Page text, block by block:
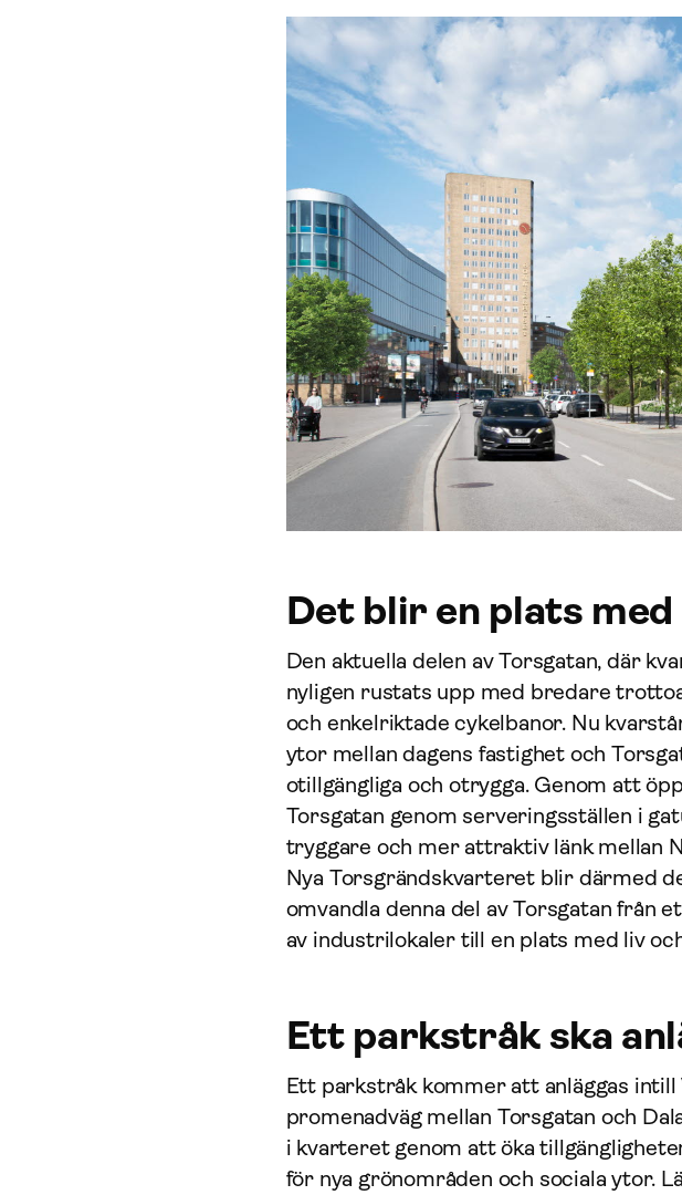
Det blir en plats
Den aktuella delen av Torsgatan, där
nyligen rustats upp med bredare
och enkelriktade cykelbanor. Nu
ytor mellan dagens fastighet och
otillgängliga och otrygga. Genom att
Torsgatan genom serveringsställen i
tryggare och mer attraktiv länk mellan
Nya Torsgrändskvarteret blir därmed
omvandla denna del av Torsgatan från
av industrilokaler till en plats med liv
Ett parkstråk ska
Ett parkstråk kommer att anläggas
promenadväg mellan Torsgatan och
i kvarteret genom att öka
för nya grönområden och sociala ytor.